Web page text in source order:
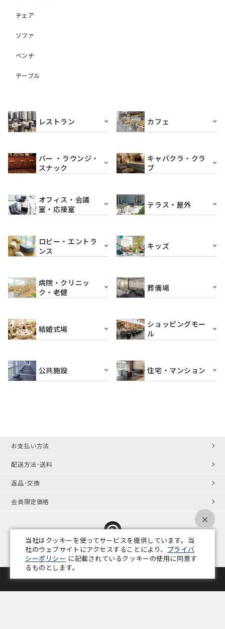
チェア
ソファ
ベンチ
テーブル
レストラン カフェ
バー ・ラウンジ・
スナック
キャバクラ・クラ
ブ
オフィス・会議
室・応接室
テラス・屋外
ロビー・エントラ
ンス
キッズ
病院・クリニッ
ク・老健
葬儀場
結婚式場
ショッピングモー
ル
公共施設 住宅・マンション
お支払い方法
配送方法･送料
返品･交換
会員限定価格
プライバシーポリシー 特定商取引法 会社概要 業務用家具コラム
当社はクッキーを使ってサービスを提供しています。当
社のウェブサイトにアクセスすることにより、 プライバ
シーポリシー に記載されているクッキーの使用に同意す
るものとします。
×